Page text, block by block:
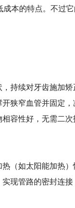
本的特点。不过
持续对牙齿施加矫
狭窄血管并固定，
容性好，无需二次
（如太阳能加热）
现管路的密封连接